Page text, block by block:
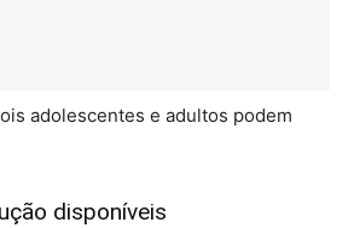
adolescentes e adultos podem
disponíveis